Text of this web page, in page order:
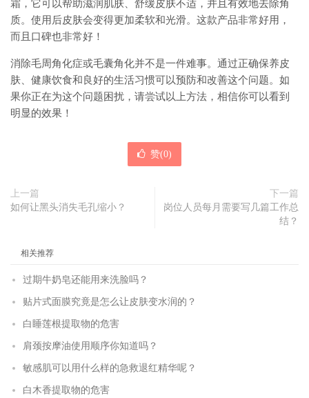
霜，它可以帮助滋润肌肤、舒缓皮肤不适，并且有效地去除角
质。使用后皮肤会变得更加柔软和光滑。这款产品非常好用，
而且口碑也非常好！
消除毛周角化症或毛囊角化并不是一件难事。通过正确保养皮
肤、健康饮食和良好的生活习惯可以预防和改善这个问题。如
果你正在为这个问题困扰，请尝试以上方法，相信你可以看到
明显的效果！
赞(0)
上一篇
如何让黑头消失毛孔缩小？
下一篇
岗位人员每月需要写几篇工作总
结？
相关推荐
过期牛奶皂还能用来洗脸吗？
贴片式面膜究竟是怎么让皮肤变水润的？
白睡莲根提取物的危害
肩颈按摩油使用顺序你知道吗？
敏感肌可以用什么样的急救退红精华呢？
白木香提取物的危害